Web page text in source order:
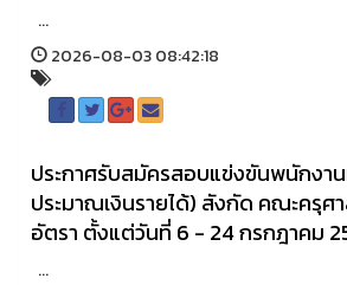
...
2026-08-03 08:42:18
ประกาศรับสมัครสอบแข่งขันพนักงา
ประมาณเงินรายได้) สังกัด คณะครุศ
อัตรา ตั้งแต่วันที่ 6 - 24 กรกฎาคม
...